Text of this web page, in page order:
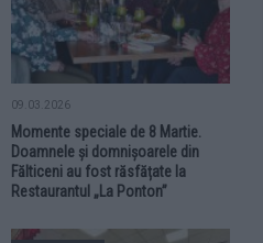
09.03.2026
Momente speciale de 8 Martie.
Doamnele și domnișoarele din
Fălticeni au fost răsfățate la
Restaurantul „La Ponton”